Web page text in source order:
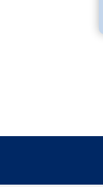
ローバルに強い大学特集
度特集
（高3生用）